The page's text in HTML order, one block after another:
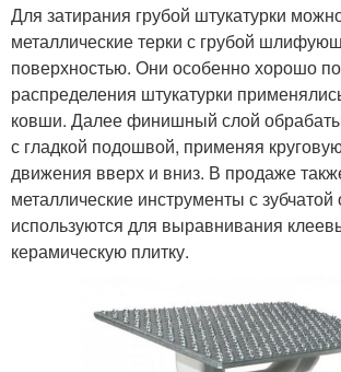
Для затирания грубой штукатурки
металлические терки с грубой
поверхностью. Они особенно хорошо
распределения штукатурки
ковши. Далее финишный слой
с гладкой подошвой, применяя
движения вверх и вниз. В продаже
металлические инструменты с
используются для выравнивания
керамическую плитку.